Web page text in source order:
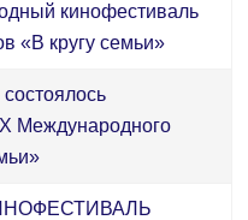
кинофестиваль
«В кругу семьи»
Международного